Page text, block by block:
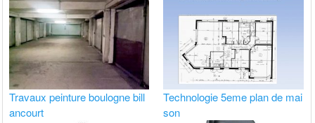
Travaux peinture boulogne bill
ancourt
Technologie 5eme plan de mai
son